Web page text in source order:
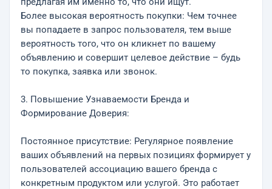
предлагая им именно то, что они ищут.
Более высокая вероятность покупки: Чем точнее
вы попадаете в запрос пользователя, тем выше
вероятность того, что он кликнет по вашему
объявлению и совершит целевое действие – будь
то покупка, заявка или звонок.
3. Повышение Узнаваемости Бренда и
Формирование Доверия:
Постоянное присутствие: Регулярное появление
ваших объявлений на первых позициях формирует у
пользователей ассоциацию вашего бренда с
конкретным продуктом или услугой. Это работает